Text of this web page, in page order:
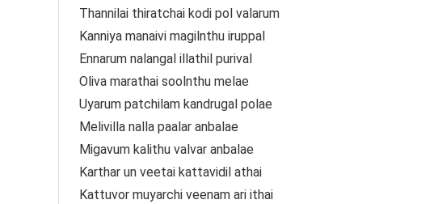
Thannilai thiratchai kodi pol valarum
Kanniya manaivi magilnthu iruppal
Ennarum nalangal illathil purival
Oliva marathai soolnthu melae
Uyarum patchilam kandrugal polae
Melivilla nalla paalar anbalae
Migavum kalithu valvar anbalae
Karthar un veetai kattavidil athai
Kattuvor muyarchi veenam ari ithai